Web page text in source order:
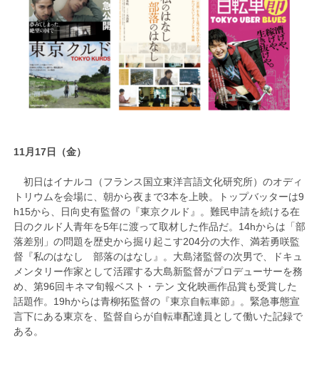
11月17日（金）
初日はイナルコ（フランス国立東洋言語文化研究所）のオディ
トリウムを会場に、朝から夜まで3本を上映。トップバッターは9
h15から、日向史有監督の『東京クルド』。難民申請を続ける在
日のクルド人青年を5年に渡って取材した作品だ。14hからは「部
落差別」の問題を歴史から掘り起こす204分の大作、満若勇咲監
督『私のはなし 部落のはなし』。大島渚監督の次男で、ドキュ
メンタリー作家として活躍する大島新監督がプロデューサーを務
め、第96回キネマ旬報ベスト・テン 文化映画作品賞も受賞した
話題作。19hからは青柳拓監督の『東京自転車節』。緊急事態宣
言下にある東京を、監督自らが自転車配達員として働いた記録で
ある。